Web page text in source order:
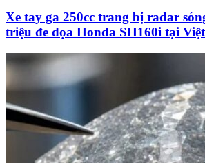
Xe tay ga 250cc trang bị radar
triệu đe dọa Honda SH160i tại